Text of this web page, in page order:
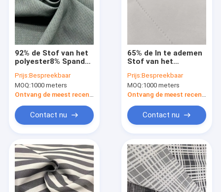
92% de Stof van het
polyester8% Spandex
Sportwear
Prijs:Bespreekbaar
MOQ:1000 meters
Contact nu
65% de In te ademen
Stof van het
voor Eenvormige
Kleren 230gsm
Prijs:Bespreekbaar
MOQ:1000 meters
Contact nu